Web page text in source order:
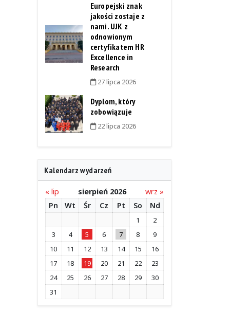
Europejski znak
jakości zostaje z
nami. UJK z
odnowionym
certyfikatem HR
Excellence in
Research
27 lipca 2026
Dyplom, który
zobowiązuje
22 lipca 2026
Kalendarz wydarzeń
« lip sierpień 2026
wrz »
Pn
Wt Śr Cz Pt So Nd
1
2
3
4 5 6 7 8
9
10
11 12 13 14 15
16
17
18 19 20 21 22
23
24
25 26 27 28 29
30
31